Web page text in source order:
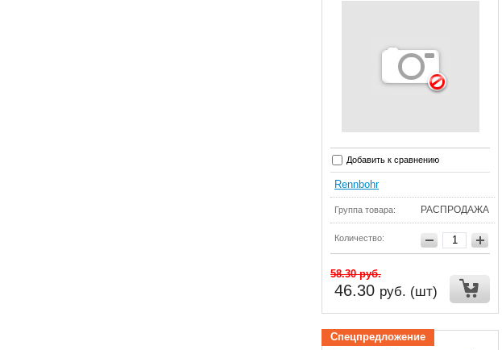
Добавить к сравнению
Rennbohr
Группа товара: РАСПРОДАЖА
Количество:
58.30руб.
46.30 руб. (шт)
Спецпредложение